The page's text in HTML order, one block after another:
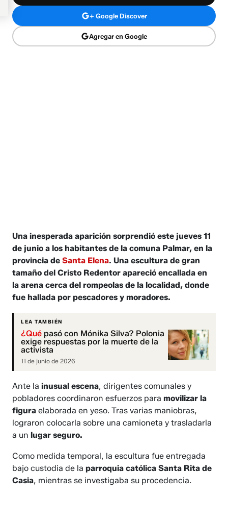
+ Google Discover
Agregar en Google
Una inesperada aparición sorprendió este jueves 11
de junio a los habitantes de la comuna Palmar, en la
provincia deSanta Elena. Una escultura de gran
tamaño del Cristo Redentor apareció encallada en
la arena cerca del rompeolas de la localidad, donde
fue hallada por pescadores y moradores.
LEA TAMBIÉN
¿Qué pasó con Mónika Silva? Polonia
exige respuestas por la muerte de la
activista
11 de junio de 2026
Ante lainusual escena, dirigentes comunales y
pobladores coordinaron esfuerzos para movilizar la
figura elaborada en yeso. Tras varias maniobras,
lograron colocarla sobre una camioneta y trasladarla
a un lugar seguro.
Como medida temporal, la escultura fue entregada
bajo custodia de laparroquia católica Santa Rita de
Casia, mientras se investigaba su procedencia.